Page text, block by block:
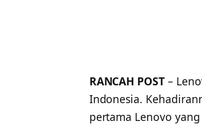
RANCAH POST –
Indonesia.
pertama Lenovo